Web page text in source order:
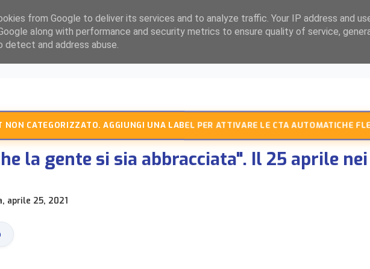
est
E MANTOVA
NON CATEGORIZZATO. AGGIUNGI UNA LABEL PER ATTIVARE LE CTA AUTOMATICHE
la gente si sia abbracciata". Il 25 aprile
aprile 25, 2021
from Google to deliver its services and to analyze traffic. Your IP address and
along with performance and security metrics to ensure quality of service,
and address abuse.